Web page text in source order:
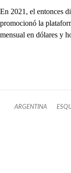
En 2021, el entonces
promocionó la
mensual en dólares y
ARGENTINA